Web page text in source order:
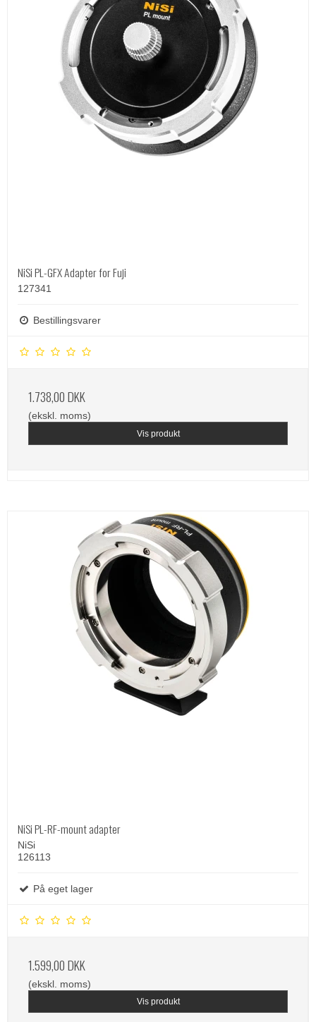
NiSi PL-GFX Adapter for Fuji
127341
Bestillingsvarer
1.738,00 DKK
(ekskl. moms)
Vis produkt
NiSi PL-RF-mount adapter
NiSi
126113
På eget lager
1.599,00 DKK
(ekskl. moms)
Vis produkt